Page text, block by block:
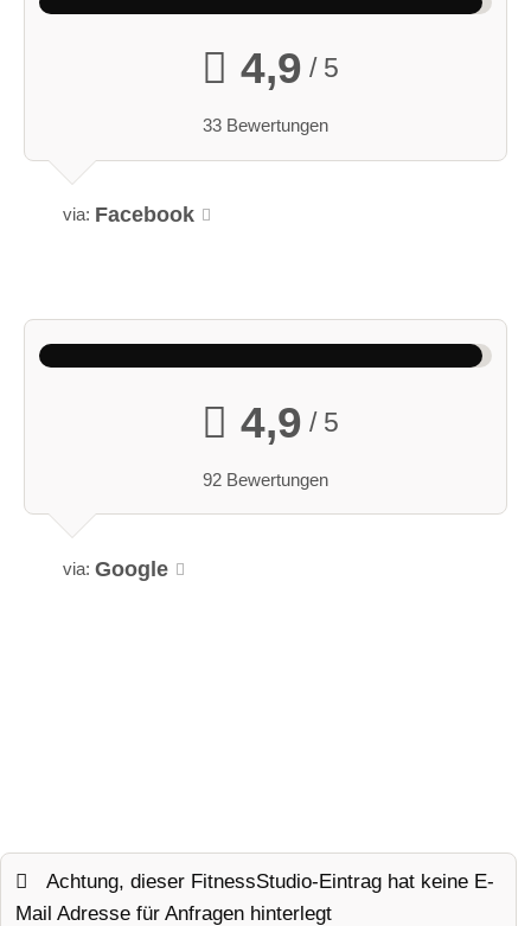
4,9 / 5
33 Bewertungen
via: Facebook
4,9 / 5
92 Bewertungen
via: Google
Achtung, dieser FitnessStudio-Eintrag hat keine E-
Mail Adresse für Anfragen hinterlegt